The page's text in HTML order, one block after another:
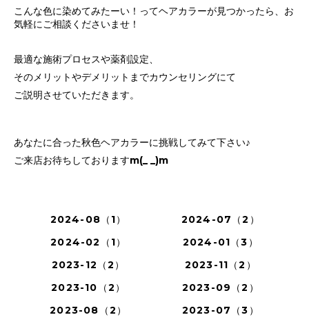
こんな色に染めてみたーい！ってヘアカラーが見つかったら、お
気軽にご相談くださいませ！
最適な施術プロセスや薬剤設定、
そのメリットやデメリットまでカウンセリングにて
ご説明させていただきます。
あなたに合った秋色ヘアカラーに挑戦してみて下さい♪
ご来店お待ちしておりますm(_ _)m
2024-08（1）
2024-07（2）
2024-02（1）
2024-01（3）
2023-12（2）
2023-11（2）
2023-10（2）
2023-09（2）
2023-08（2）
2023-07（3）